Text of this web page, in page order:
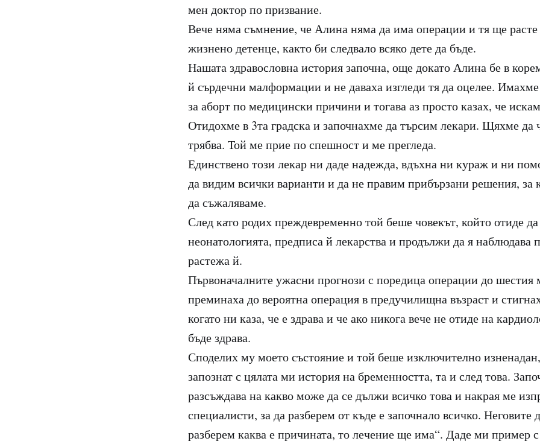
мен доктор по призвание.
Вече няма съмнение, че Алина няма да има операции и тя ще расте
жизнено детенце, както би следвало всяко дете да бъде.
Нашата здравословна история започна, още докато Алина бе в
й сърдечни малформации и не даваха изгледи тя да оцелее. Имахме
за аборт по медицински причини и тогава аз просто казах, че
Отидохме в 3та градска и започнахме да търсим лекари. Щяхме да
трябва. Той ме прие по спешност и ме прегледа.
Единствено този лекар ни даде надежда, вдъхна ни кураж и ни
да видим всички варианти и да не правим прибързани решения, за
да съжаляваме.
След като родих преждевременно той беше човекът, който отиде
неонатологията, предписа й лекарства и продължи да я наблюдава
растежа й.
Първоначалните ужасни прогнози с поредица операции до шестия
преминаха до вероятна операция в предучилищна възраст и
когато ни каза, че е здрава и че ако никога вече не отиде на
бъде здрава.
Споделих му моето състояние и той беше изключително
запознат с цялата ми история на бременността, та и след това.
разсъждава на какво може да се дължи всичко това и накрая ме
специалисти, за да разберем от къде е започнало всичко. Неговите
разберем каква е причината, то лечение ще има“. Даде ми пример